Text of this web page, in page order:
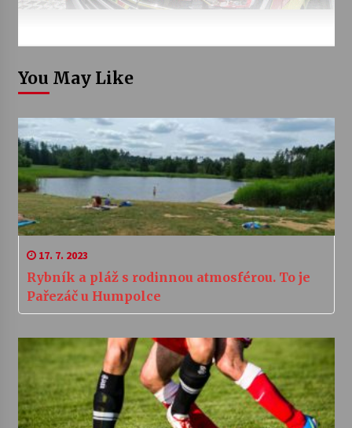
You May Like
17. 7. 2023
Rybník a pláž s rodinnou atmosférou. To je
Pařezáč u Humpolce